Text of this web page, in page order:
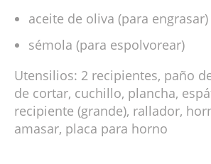
aceite de oliva (para engrasar)
sémola (para espolvorear)
Utensilios: 2 recipientes, paño
de cortar, cuchillo, plancha,
recipiente (grande), rallador,
amasar, placa para horno